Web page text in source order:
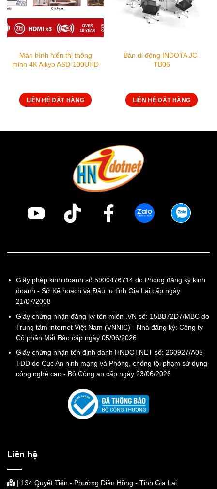
Màn hình hiển thị thông
minh 4K Aikyo ASD-100UHD
LIÊN HỆ ĐẶT HÀNG
Bàn di động INDOTA JC-
TB06
LIÊN HỆ ĐẶT HÀNG
Giấy phép kinh doanh số 5900476714 do Phòng đăng ký kinh
doanh - Sở Kế hoạch và Đầu tư tỉnh Gia Lai cấp ngày
21/07/2008
Giấy chứng nhận đăng ký tên miền .VN số: 15BB72D7/MBC do
Trung tâm internet Việt Nam (VNNIC) - Nhà đăng ký: Công ty
Cổ phần Mắt Bảo cấp ngày 05/06/2026
Giấy chứng nhận tên định danh HNDOTNET số: 260927/A05-
TĐD do Cục An ninh mạng và Phòng, chống tội phạm sử dụng
công nghệ cao - Bộ Công an cấp ngày 23/06/2026
Liên hệ
| 134 Quyết Tiến - Phường Diên Hồng - Tỉnh Gia Lai